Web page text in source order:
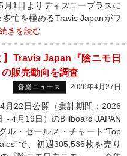
1日よりディズニープラスに
忙を極めるTravis Japanがワ
きを読む
】Travis Japan『陰ニモ日
販売動向を調査
音楽ニュース 2026年4月27日
22日公開（集計期間：2026
～4月19日）のBillboard JAPAN
ル・セールス・チャート“Top
で、初週305,536枚を売り